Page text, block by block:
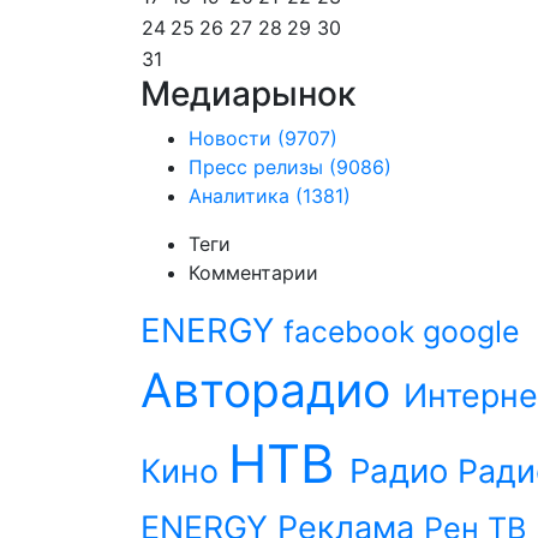
24 25 26 27 28 29 30
31
Медиарынок
Новости (9707)
Пресс релизы (9086)
Аналитика (1381)
Теги
Комментарии
ENERGY facebook google
Авторадио
Кино НТВ Радио
ENERGY Реклама Рен ТВ